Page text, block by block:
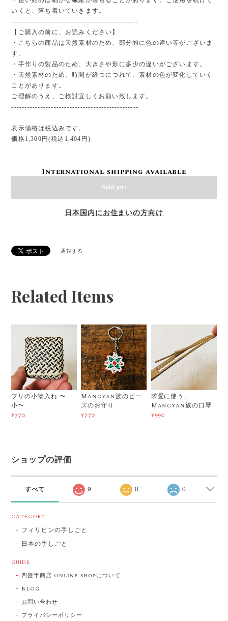
いくと、落ち着いていきます。
------------------------------------------------
【ご購入の前に、お読みください】
・こちらの商品は天然素材のため、部分的に色の違い等がございま
す。
・手作りの製品のため、大きさや形に多少の違いがございます。
・天然素材のため、時間が経つにつれて、素材の色が変化していく
ことがあります。
ご理解のうえ、ご検討宜しくお願い致します。
------------------------------------------------
表示価格は税込みです。
価格1,300円(税込1,404円)
International shipping available
Sold out
日本国内にお住まいの方向け
通報する
Related Items
ブリの小物入れ 〜
小〜
¥770
Mangyan族のビー
ズのお守り
¥770
求愛に使う、
Mangyan族の口琴
¥990
ショップの評価
すべて 9 0 0
CATEGORY
フィリピンの手しごと
日本の手しごと
GUIDE
四畳半商店 Online-shopについて
BLOG
お問い合わせ
プライバシーポリシー